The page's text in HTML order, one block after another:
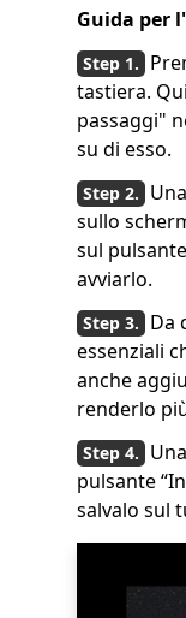
Guida per
tastiera.
passaggi"
su di esso.
sullo
sul
avviarlo.
Da
essenziali
anche
renderlo
pulsante
salvalo sul